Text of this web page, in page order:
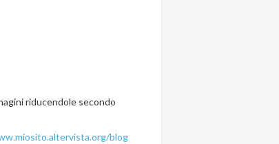
riducendole secondo
blog